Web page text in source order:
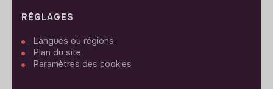
RÉGLAGES
Langues ou régions
Plan du site
Paramètres des cookies